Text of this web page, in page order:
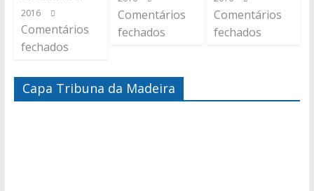
2016
Comentários
fechados
Comentários
fechados
Comentários
fechados
Capa Tribuna da Madeira